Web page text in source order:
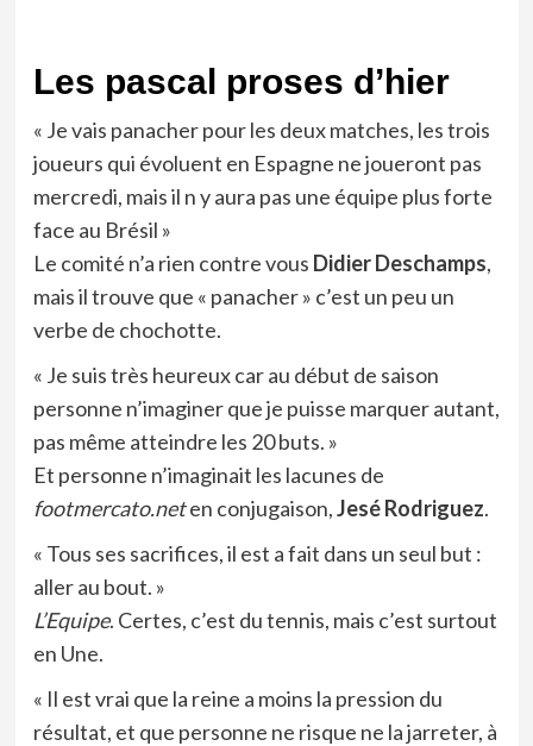
Les pascal proses d’hier
« Je vais panacher pour les deux matches, les trois
joueurs qui évoluent en Espagne ne joueront pas
mercredi, mais il n y aura pas une équipe plus forte
face au Brésil »
Le comité n’a rien contre vous Didier Deschamps,
mais il trouve que « panacher » c’est un peu un
verbe de chochotte.
« Je suis très heureux car au début de saison
personne n’imaginer que je puisse marquer autant,
pas même atteindre les 20 buts. »
Et personne n’imaginait les lacunes de
footmercato.neten conjugaison,Jesé Rodriguez.
« Tous ses sacrifices, il est a fait dans un seul but :
aller au bout. »
L’Equipe. Certes, c’est du tennis, mais c’est surtout
en Une.
« Il est vrai que la reine a moins la pression du
résultat, et que personne ne risque ne la jarreter, à